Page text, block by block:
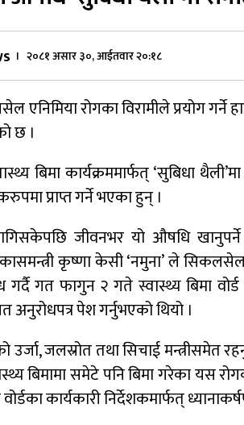
। २०८१ असार ३०, आईतवार २०:१८
एनिमिया रोगका विरामीले प्रयोग गर्ने
छ ।
बिमा कार्यक्रममार्फत् ‘सुबिधा
प्राप्त गर्ने भएका हुन् ।
जीवनभर यो औषधि खानुपर्ने
कृष्णा केसी ‘नमुना’ ले सिकलसेल
गत फागुन २ गते स्वास्थ्य बिमा वोर्ड
अनुरोधपत्र पेश गर्नुभएको थियो ।
उर्जा, जलस्रोत तथा सिचाई
बिमामा समेटे पनि बिमा गरेका यस
कार्यकारी निर्देशकमार्फत्